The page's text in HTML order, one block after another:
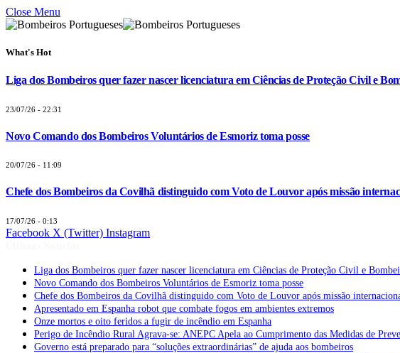
Close Menu
What's Hot
Liga dos Bombeiros quer fazer nascer licenciatura em Ciências de Proteção Civil e
23/07/26 - 22:31
Novo Comando dos Bombeiros Voluntários de Esmoriz toma posse
20/07/26 - 11:09
Chefe dos Bombeiros da Covilhã distinguido com Voto de Louvor após missão
17/07/26 - 0:13
Facebook X (Twitter) Instagram
Liga dos Bombeiros quer fazer nascer licenciatura em Ciências de Proteção Civil e
Novo Comando dos Bombeiros Voluntários de Esmoriz toma posse
Chefe dos Bombeiros da Covilhã distinguido com Voto de Louvor após missão
Apresentado em Espanha robot que combate fogos em ambientes extremos
Onze mortos e oito feridos a fugir de incêndio em Espanha
Perigo de Incêndio Rural Agrava-se: ANEPC Apela ao Cumprimento das Medidas de
Governo está preparado para “soluções extraordinárias” de ajuda aos bombeiros